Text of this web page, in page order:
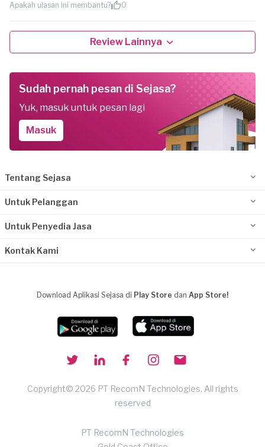
Apakah ulasan ini membantu?
0
Review Lainnya
Sudah pernah pesan di Sejasa?
Yuk, masuk untuk pesan lagi
Masuk
Tentang Sejasa
Untuk Pelanggan
Untuk Penyedia Jasa
Kontak Kami
Download Aplikasi Sejasa di Play Store dan App Store!
Copyright© 2026 PT RecomN Technologies, All rights
reserved
PT RecomN Technologies